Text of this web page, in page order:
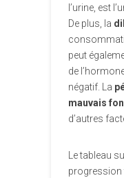
l’urine, est
De plus, la
peut
de
négatif. La
mauvais
d’autres
Le tableau
progression